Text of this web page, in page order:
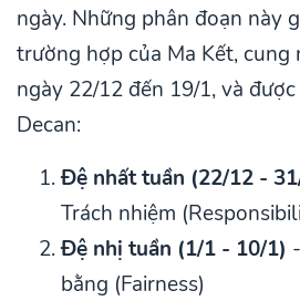
ngày. Những phân đoạn này
trường hợp của Ma Kết, cung
ngày 22/12 đến 19/1, và
Decan:
Đệ nhất tuần (22/12 -
Trách nhiệm
Đệ nhị tuần (1/1 - 10/1)
bằng (Fairness)